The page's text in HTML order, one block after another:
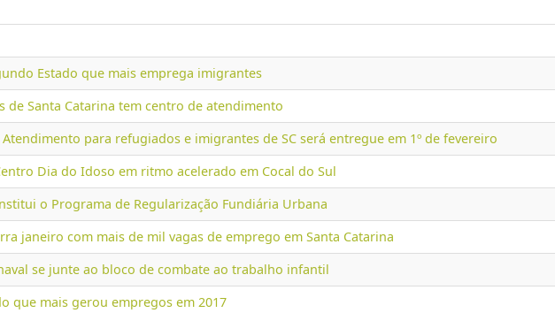
Estado que mais emprega imigrantes
de Santa Catarina tem centro de atendimento
para refugiados e imigrantes de SC será entregue em 1º de fevereiro
Dia do Idoso em ritmo acelerado em Cocal do Sul
o Programa de Regularização Fundiária Urbana
janeiro com mais de mil vagas de emprego em Santa Catarina
se junte ao bloco de combate ao trabalho infantil
que mais gerou empregos em 2017